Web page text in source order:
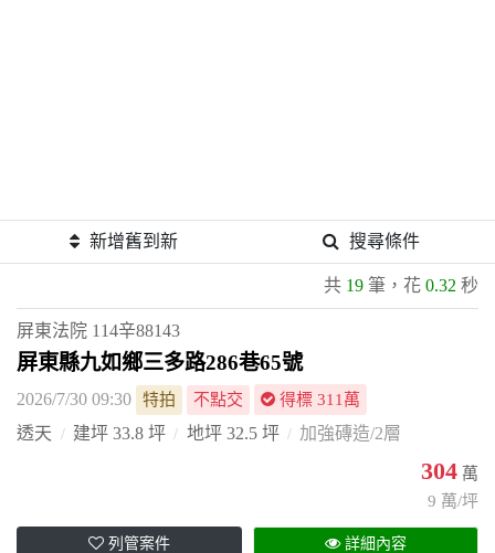
新增舊到新 搜尋條件
共 19 筆，花 0.32 秒
屏東法院 114辛88143
屏東縣九如鄉三多路286巷65號
2026/7/30 09:30 特拍 不點交 得標 311萬
透天 建坪 33.8 坪 地坪 32.5 坪 加強磚造/2層
304 萬
9 萬/坪
列管案件 詳細內容